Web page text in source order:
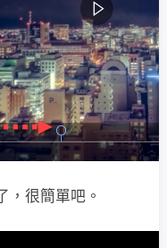
，很簡單吧。